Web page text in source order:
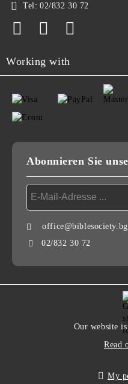
Tel: 02/832 30 72
Working with
Abonnieren Sie
office@biblesociety.bg
02/832 30 72
Our website
Read
My